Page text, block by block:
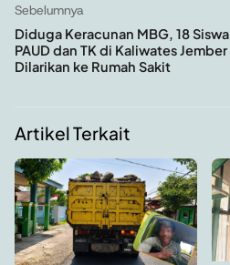
Sebelumnya
Diduga Keracunan MBG, 18 Siswa
PAUD dan TK di Kaliwates Jember
Dilarikan ke Rumah Sakit
Artikel Terkait